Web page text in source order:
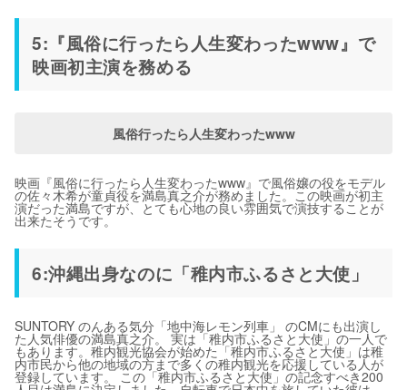
5:『風俗に行ったら人生変わったwww』で
映画初主演を務める
風俗行ったら人生変わったwww
映画『風俗に行ったら人生変わったwww』で風俗嬢の役をモデル
の佐々木希が童貞役を満島真之介が務めました。この映画が初主
演だった満島ですが、とても心地の良い雰囲気で演技することが
出来たそうです。
6:沖縄出身なのに「稚内市ふるさと大使」
SUNTORY のんある気分「地中海レモン列車」 のCMにも出演し
た人気俳優の満島真之介。 実は「稚内市ふるさと大使」の一人で
もあります。稚内観光協会が始めた「稚内市ふるさと大使」は稚
内市民から他の地域の方まで多くの稚内観光を応援している人が
登録しています。 この「稚内市ふるさと大使」の記念すべき200